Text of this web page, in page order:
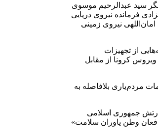
سید عبدالرحیم موسوی
فرمانده نیروی دریایی
نیروی زمینی
از تجهیزات
کرونا از مقابل
مردم‌یاری بلافاصله به
نمونه ارتش جمهوری اسلامی
وطن یاوران سلامت»